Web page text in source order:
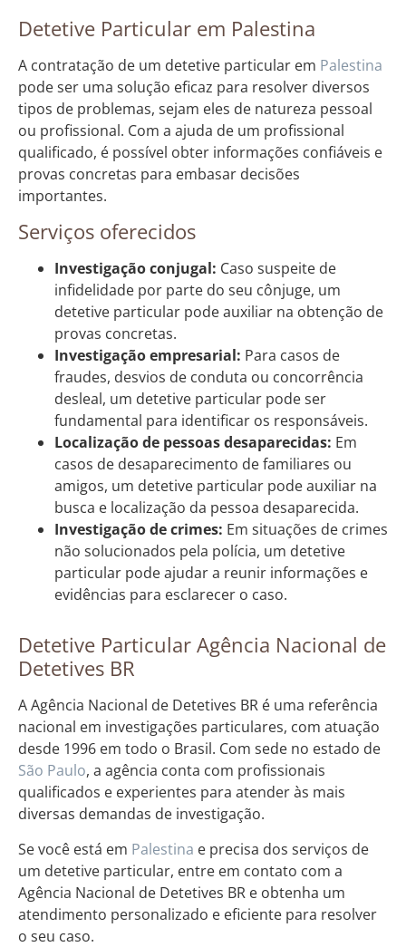
Detetive Particular em Palestina
A contratação de um detetive particular em Palestina
pode ser uma solução eficaz para resolver diversos
tipos de problemas, sejam eles de natureza pessoal
ou profissional. Com a ajuda de um profissional
qualificado, é possível obter informações confiáveis e
provas concretas para embasar decisões
importantes.
Serviços oferecidos
Investigação conjugal: Caso suspeite de
infidelidade por parte do seu cônjuge, um
detetive particular pode auxiliar na obtenção de
provas concretas.
Investigação empresarial: Para casos de
fraudes, desvios de conduta ou concorrência
desleal, um detetive particular pode ser
fundamental para identificar os responsáveis.
Localização de pessoas desaparecidas: Em
casos de desaparecimento de familiares ou
amigos, um detetive particular pode auxiliar na
busca e localização da pessoa desaparecida.
Investigação de crimes: Em situações de crimes
não solucionados pela polícia, um detetive
particular pode ajudar a reunir informações e
evidências para esclarecer o caso.
Detetive Particular Agência Nacional de
Detetives BR
A Agência Nacional de Detetives BR é uma referência
nacional em investigações particulares, com atuação
desde 1996 em todo o Brasil. Com sede no estado de
São Paulo, a agência conta com profissionais
qualificados e experientes para atender às mais
diversas demandas de investigação.
Se você está em Palestina e precisa dos serviços de
um detetive particular, entre em contato com a
Agência Nacional de Detetives BR e obtenha um
atendimento personalizado e eficiente para resolver
o seu caso.